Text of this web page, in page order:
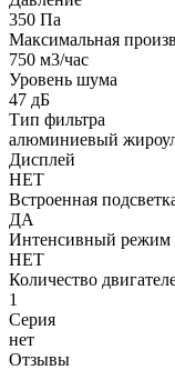
350 Па
Максимальная
750 м3/час
Уровень шума
47 дБ
Тип фильтра
алюминиевый
Дисплей
НЕТ
Встроенная
ДА
Интенсивный режим
НЕТ
Количество
1
Серия
нет
Отзывы